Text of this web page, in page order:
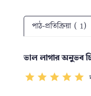
পাঠ-প্রতিক্রিয়া ( 1)
ভাল লাগার অনুভব